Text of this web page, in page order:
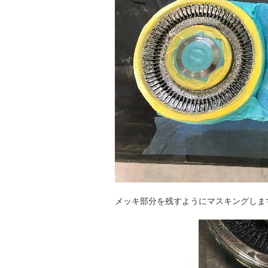
メッキ部分を残すようにマスキングしま